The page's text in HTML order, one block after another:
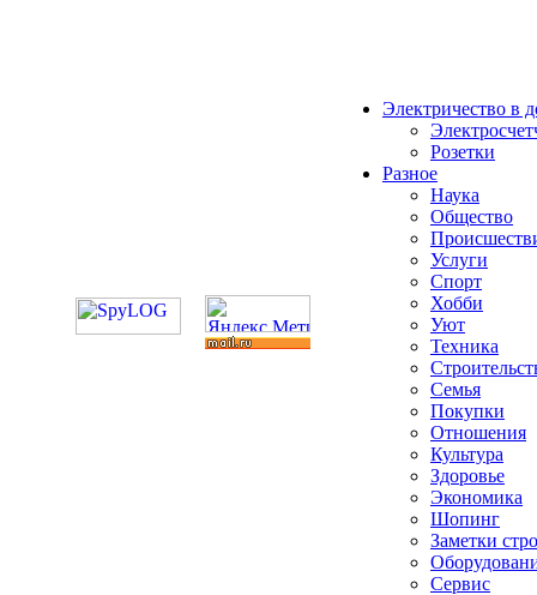
Электричество в
Розетки
Разное
Наука
Общество
Услуги
Спорт
Хобби
Уют
Техника
Семья
Покупки
Отношения
Культура
Здоровье
Экономика
Шопинг
Заметки
Сервис